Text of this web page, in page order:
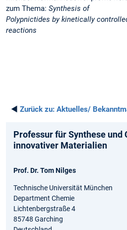
zum Thema: Synthesis of
Polypnictides by kinetically
reactions
◄ Zurück zu: Aktuelles/
Professur für Synthese
innovativer Materialien
Prof. Dr. Tom Nilges
Technische Universität München
Department Chemie
Lichtenbergstraße 4
85748 Garching